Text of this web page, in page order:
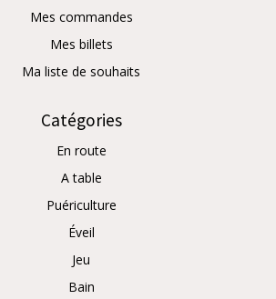
Mes commandes
Mes billets
Ma liste de souhaits
Catégories
En route
A table
Puériculture
Éveil
Jeu
Bain